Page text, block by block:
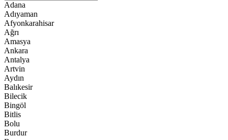
Adana
Adıyaman
Afyonkarahisar
Ağrı
Amasya
Ankara
Antalya
Artvin
Aydın
Balıkesir
Bilecik
Bingöl
Bitlis
Bolu
Burdur